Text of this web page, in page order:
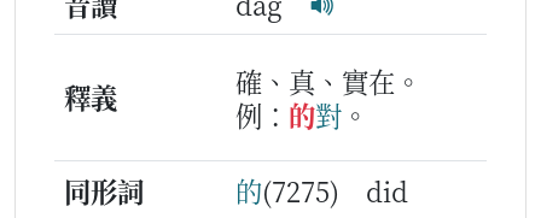
釋義
確、真、實在。
例： 的對 。
同形詞
的(7275) did